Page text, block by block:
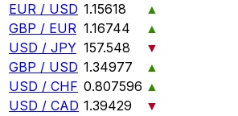
EUR / USD 1.15618
▲
GBP / EUR 1.16744
▲
USD / JPY 157.548
▼
GBP / USD 1.34977
▲
USD / CHF 0.807596 ▲
USD / CAD 1.39429
▼